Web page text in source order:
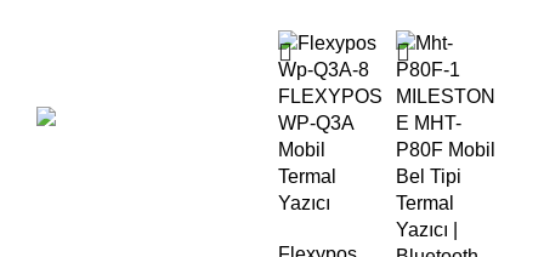
FLEXYPOS
WP-Q3A
Mobil
Termal
Yazıcı
MILESTON
E MHT-
P80F Mobil
Bel Tipi
Termal
Yazıcı |